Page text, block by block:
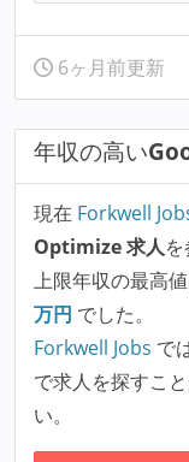
6ヶ月前更新
年収の高い
現在 Forkwell
Optimize 求人
上限年収の最高
万円 でした。
Forkwell Jobs で
で求人を探すこ
い。